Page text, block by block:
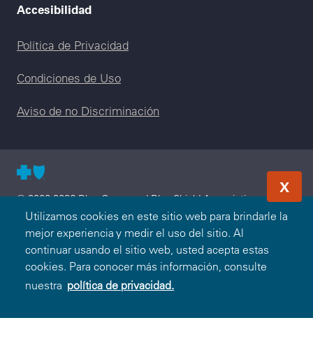
Utilizamos cookies en este sitio web para brindarle la
mejor experiencia y medir el uso del sitio. Al
continuar usando el sitio web, usted acepta estas
cookies. Para conocer más información, consulte
nuestra política de privacidad.
X
Accesibilidad
Legal menu
Política de Privacidad
Condiciones de Uso
Aviso de no Discriminación
© 2000-2026 Blue Cross and Blue Shield Association —
Todos los Derechos Reservados. El programa Blue365 es
presentado a usted por Blue Cross and Blue Shield
Association. Blue Cross and Blue Shield Association es una
asociación de Compañías Blue Cross y/o Blue Shield
independientes que operan a nivel local. Blue Cross and Blue
Shield of South Carolina es un licenciatario independiente de